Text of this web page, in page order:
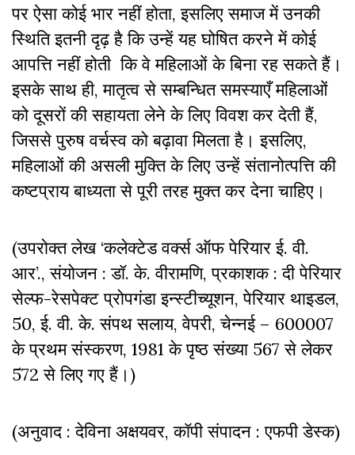
पर ऐसा कोई भार नहीं होता, इसलिए समाज में उनकी
स्थिति इतनी दृढ़ है कि उन्हें यह घोषित करने में कोई
आपत्ति नहीं होती कि वे महिलाओं के बिना रह सकते हैं।
इसके साथ ही, मातृत्व से सम्बन्धित समस्याएँ महिलाओं
को दूसरों की सहायता लेने के लिए विवश कर देती हैं,
जिससे पुरुष वर्चस्व को बढ़ावा मिलता है। इसलिए,
महिलाओं की असली मुक्ति के लिए उन्हें संतानोत्पत्ति की
कष्टप्राय बाध्यता से पूरी तरह मुक्त कर देना चाहिए।
(उपरोक्त लेख ‘कलेक्टेड वर्क्स ऑफ पेरियार ई. वी.
आर’., संयोजन : डॉ. के. वीरामणि, प्रकाशक : दी पेरियार
सेल्फ-रेसपेक्ट प्रोपगंडा इन्स्टीच्यूशन, पेरियार थाइडल,
50, ई. वी. के. संपथ सलाय, वेपरी, चेन्नई – 600007
के प्रथम संस्करण, 1981 के पृष्ठ संख्या 567 से लेकर
572 से लिए गए हैं।)
(अनुवाद : देविना अक्षयवर, कॉपी संपादन : एफपी डेस्क)